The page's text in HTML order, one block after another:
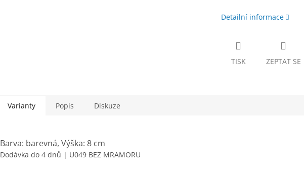
Detailní informace
TISK ZEPTAT SE
Varianty Popis Diskuze
Barva: barevná, Výška: 8 cm
Dodávka do 4 dnů | U049 BEZ MRAMORU